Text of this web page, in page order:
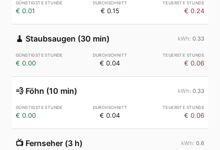
€ 0.01 € 0.15 € 0.24
🧹 Staubsaugen (30 min) 0.33
€ 0.00 € 0.04 € 0.06
💨 Föhn (10 min) 0.33
€ 0.00 € 0.04 € 0.06
📺 Fernseher (3 h) 0.6